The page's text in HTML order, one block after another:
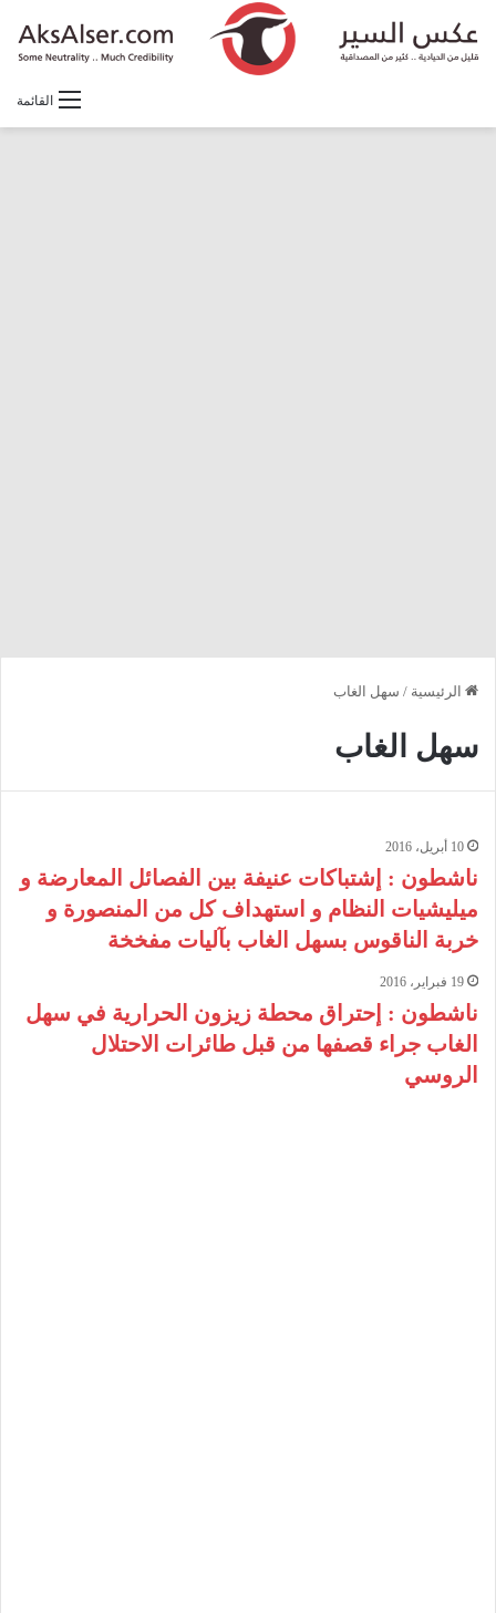
القائمة
الرئيسية / سهل الغاب
سهل الغاب
10 أبريل، 2016
ناشطون : إشتباكات عنيفة بين الفصائل المعارضة و
ميليشيات النظام و استهداف كل من المنصورة و
خربة الناقوس بسهل الغاب بآليات مفخخة
19 فبراير، 2016
ناشطون : إحتراق محطة زيزون الحرارية في سهل
الغاب جراء قصفها من قبل طائرات الاحتلال
الروسي